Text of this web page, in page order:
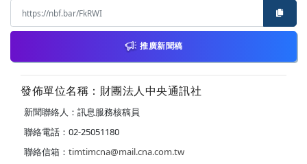
推廣新聞稿
發佈單位名稱：財團法人中央通訊社
新聞聯絡人：訊息服務核稿員
聯絡電話：02-25051180
聯絡信箱： timtimcna@mail.cna.com.tw